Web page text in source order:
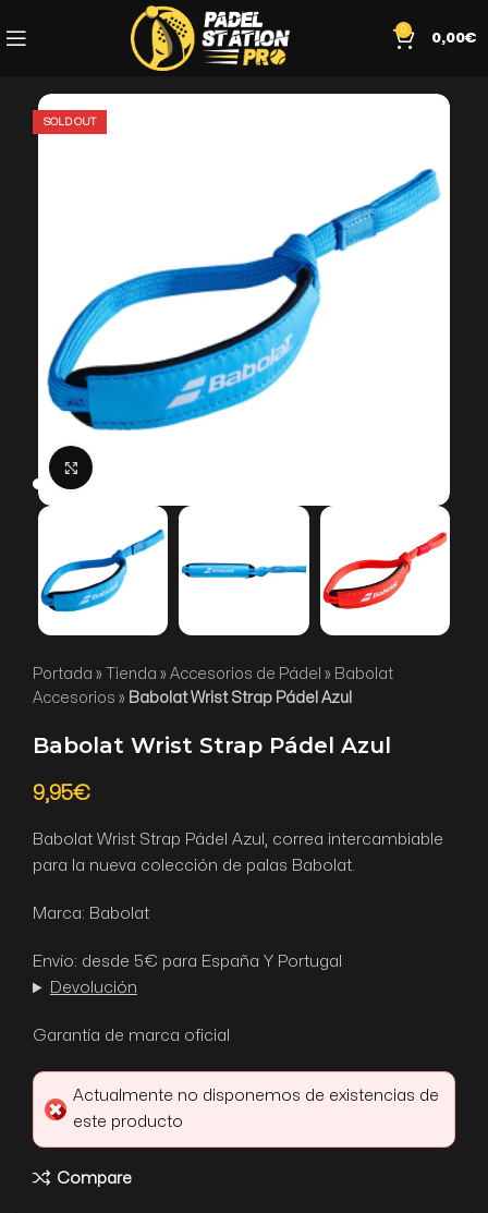
0
0,00€
SOLD OUT
Portada » Tienda » Accesorios de Pádel » Babolat
Accesorios » Babolat Wrist Strap Pádel Azul
Babolat Wrist Strap Pádel Azul
9,95€
Babolat Wrist Strap Pádel Azul, correa intercambiable
para la nueva colección de palas Babolat.
Marca: Babolat
Envío: desde 5€ para España Y Portugal
Devolución
Garantía de marca oficial
Actualmente no disponemos de existencias de
este producto
Compare